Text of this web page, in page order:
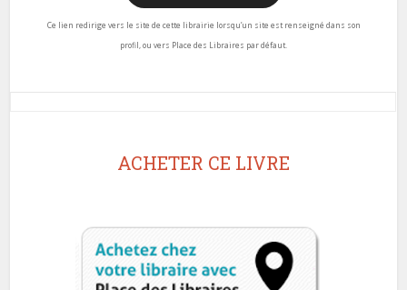
Ce lien redirige vers le site de cette librairie lorsqu’un site est renseigné dans son
profil, ou vers Place des Libraires par défaut.
ACHETER CE LIVRE